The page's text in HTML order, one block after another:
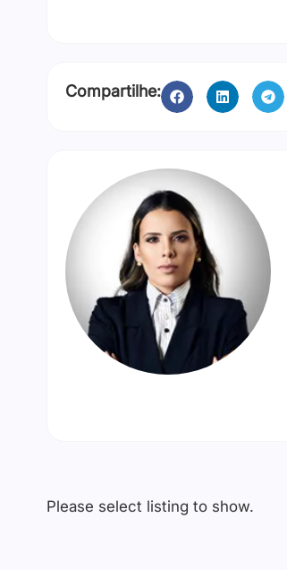
Compartilhe:
Please select listing to show.